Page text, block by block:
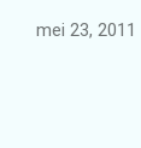
mei 23, 2011